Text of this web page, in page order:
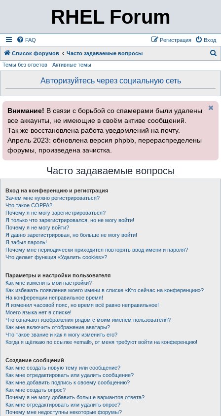
RHEL Forum
FAQ Вход
Регистрация
Список форумов Часто задаваемые вопросы
Темы без ответов Активные темы
Авторизуйтесь через социальную сеть
Внимание! В связи с борьбой со спамерами были удалены
все аккаунты, не имеющие в своём активе сообщений.
Так же восстановлена работа уведомлений на почту.
Апрель 2023: обновлена версия phpbb, перераспределены
форумы, произведена зачистка.
Часто задаваемые вопросы
Вход на конференцию и регистрация
Зачем мне нужно регистрироваться?
Что такое COPPA?
Почему я не могу зарегистрироваться?
Я только что зарегистрировался, но не могу войти!
Почему я не могу войти?
Я давно зарегистрирован, но больше не могу войти!
Я забыл пароль!
Почему мне периодически приходится повторять ввод имени и пароля?
Что делает функция «Удалить cookies»?
Параметры и настройки пользователя
Как мне изменить мои настройки?
Как избежать появления моего имени в списке «Кто сейчас на конференции»?
На конференции неправильное время!
Я изменил часовой пояс, но время всё равно неправильное!
Моего языка нет в списке!
Что означают изображения рядом с моим именем пользователя?
Как мне включить отображение аватары?
Что такое звание и как я могу изменить его?
Когда я щёлкаю по ссылке «email», от меня требуют войти на конференцию!
Создание сообщений
Как мне создать новую тему или сообщение?
Как мне отредактировать или удалить сообщение?
Как мне добавить подпись к своему сообщению?
Как мне создать опрос?
Почему я не могу добавить больше вариантов ответа?
Как мне отредактировать или удалить опрос?
Почему мне недоступны некоторые форумы?